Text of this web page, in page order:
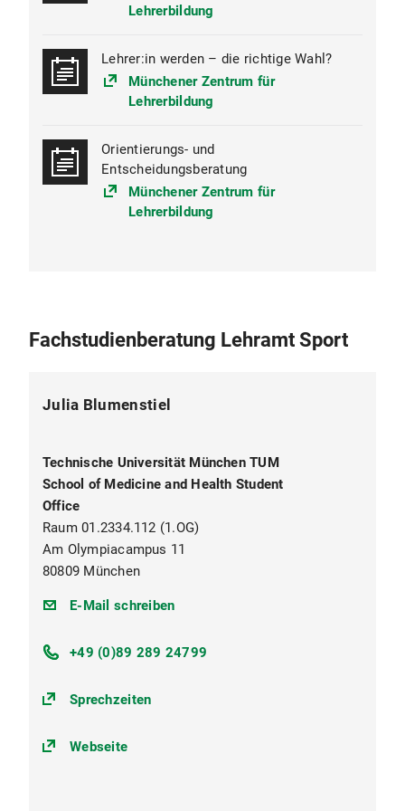
Lehrerbildung
Lehrer:in werden – die richtige Wahl?
Münchener Zentrum für
Lehrerbildung
Orientierungs- und
Entscheidungsberatung
Münchener Zentrum für
Lehrerbildung
Fachstudienberatung Lehramt Sport
Julia Blumenstiel
Technische Universität München TUM
School of Medicine and Health Student
Office
Raum 01.2334.112 (1.OG)
Am Olympiacampus 11
80809 München
studium.lehramt.sto@mh.tum.de
E-Mail schreiben
+49 (0)89 289 24799
Sprechzeiten
Webseite